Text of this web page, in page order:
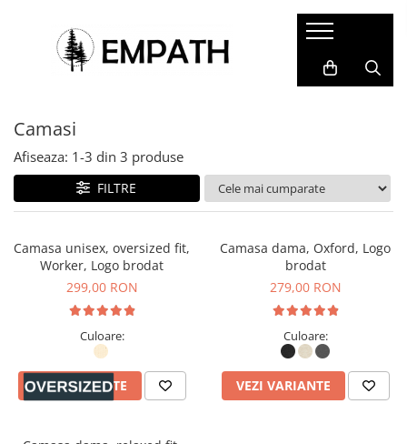
FEMEI
Bluze
Camasi
Hanorace
Geci
BĂRBAȚI
Bluze
Camasi
Hanorace
Geci
COPII
Bluze&Hanorace
Pantaloni
Fesuri
ACCESORII
Caiete și agende
Sacoșe
Rucsacuri, genți și borsete
Portfarduri și portofele
Șepci și pălării
Căciuli
Alte accesorii
COLABORĂRI
Colectia Folklore
Snow Collection
Camasi
Afiseaza: 1-3 din 3 produse
FILTRE
Camasa unisex, oversized fit,
Worker, Logo brodat
299,00 RON
Culoare:
VEZI VARIANTE
Camasa dama, Oxford, Logo
brodat
279,00 RON
Culoare:
VEZI VARIANTE